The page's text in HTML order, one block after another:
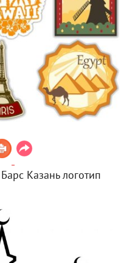
Казань логотип